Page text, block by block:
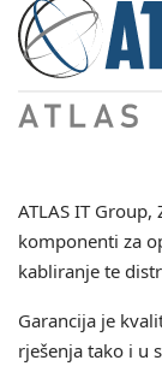
ATLAS IT Group,
komponenti za
kabliranje te
Garancija je
rješenja tako i u